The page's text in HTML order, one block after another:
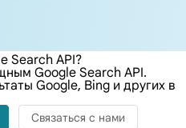
Search API?
Google Search API.
Google, Bing и других в
Связаться с нами